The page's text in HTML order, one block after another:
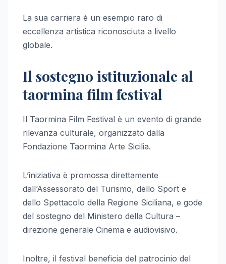
La sua carriera è un esempio raro di
eccellenza artistica riconosciuta a livello
globale.
Il sostegno istituzionale al
taormina film festival
Il Taormina Film Festival è un evento di grande
rilevanza culturale, organizzato dalla
Fondazione Taormina Arte Sicilia.
L’iniziativa è promossa direttamente
dall’Assessorato del Turismo, dello Sport e
dello Spettacolo della Regione Siciliana, e gode
del sostegno del Ministero della Cultura –
direzione generale Cinema e audiovisivo.
Inoltre, il festival beneficia del patrocinio del